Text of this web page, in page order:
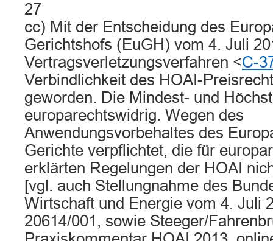
27
cc) Mit der Entscheidung des
Gerichtshofs (EuGH) vom 4. Juli
Vertragsverletzungsverfahren <C-
Verbindlichkeit des HOAI-
geworden. Die Mindest- und
europarechtswidrig. Wegen des
Anwendungsvorbehaltes des
Gerichte verpflichtet, die für
erklärten Regelungen der HOAI
[vgl. auch Stellungnahme des
Wirtschaft und Energie vom 4. Juli
20614/001, sowie Steeger/